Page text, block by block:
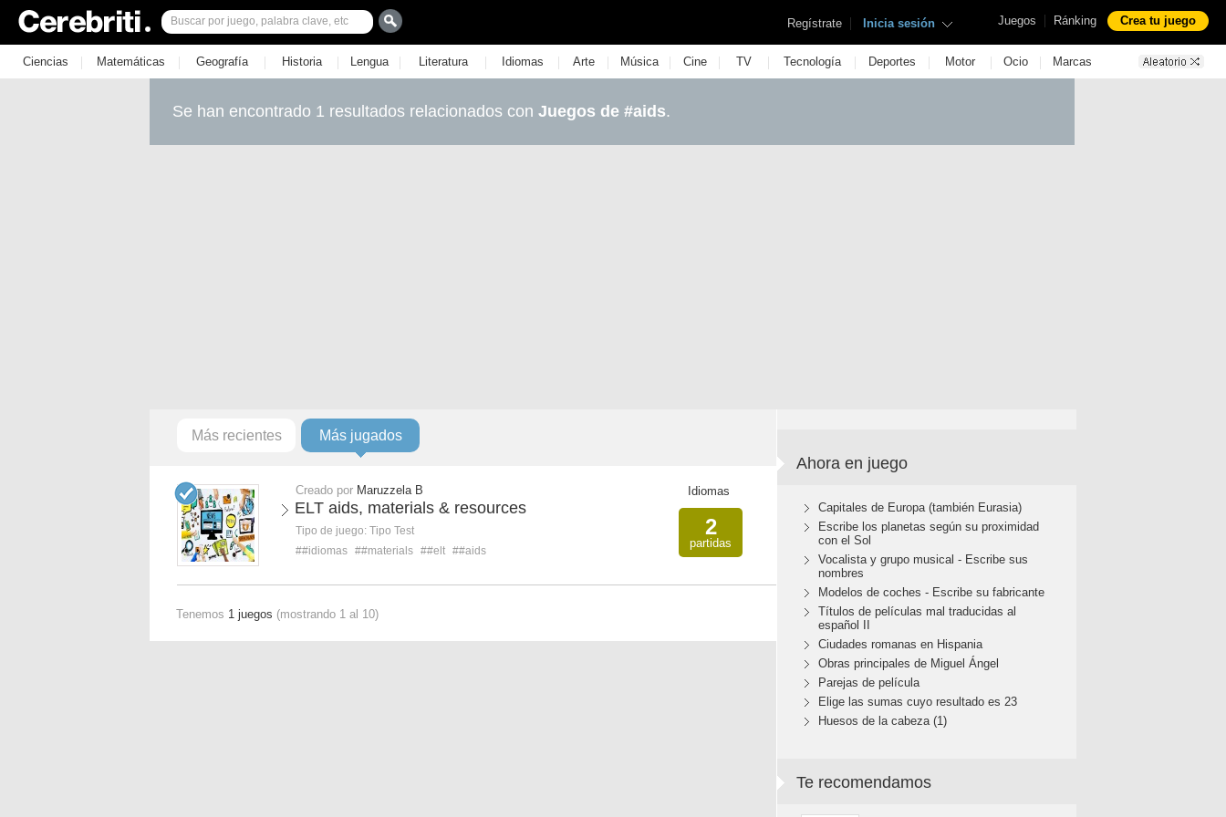
Juegos | Ránking Crea tu juego
Regístrate | Inicia sesión
Ciencias | Matemáticas | Geografía | Historia | Lengua | Literatura | Idiomas | Arte | Música | Cine | TV | Tecnología | Deportes | Motor | Ocio | Marcas
Se han encontrado 1 resultados relacionados con Juegos de #aids.
Más recientes Más jugados
Creado por Maruzzela B
ELT aids, materials & resources
Tipo de juego: Tipo Test
##idiomas ##materials ##elt ##aids
Idiomas
2
partidas
Tenemos 1 juegos (mostrando 1 al 10)
Ahora en juego
Capitales de Europa (también Eurasia)
Escribe los planetas según su proximidad
con el Sol
Vocalista y grupo musical - Escribe sus
nombres
Modelos de coches - Escribe su fabricante
Títulos de películas mal traducidas al
español II
Ciudades romanas en Hispania
Obras principales de Miguel Ángel
Parejas de película
Elige las sumas cuyo resultado es 23
Huesos de la cabeza (1)
Te recomendamos